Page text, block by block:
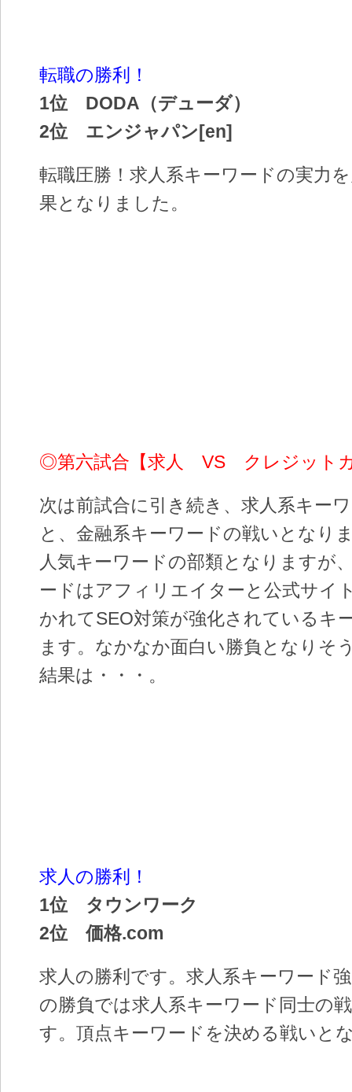
転職の勝利！
1位 DODA（デューダ）
2位 エンジャパン[en]
転職圧勝！求人系キーワードの実力
果となりました。
◎第六試合【求人 VS クレジット
次は前試合に引き続き、求人系キー
と、金融系キーワードの戦いとなり
人気キーワードの部類となりますが
ードはアフィリエイターと公式サイ
かれてSEO対策が強化されているキ
ます。なかなか面白い勝負となりそ
結果は・・・。
求人の勝利！
1位 タウンワーク
2位 価格.com
求人の勝利です。求人系キーワード
の勝負では求人系キーワード同士の
す。頂点キーワードを決める戦いと